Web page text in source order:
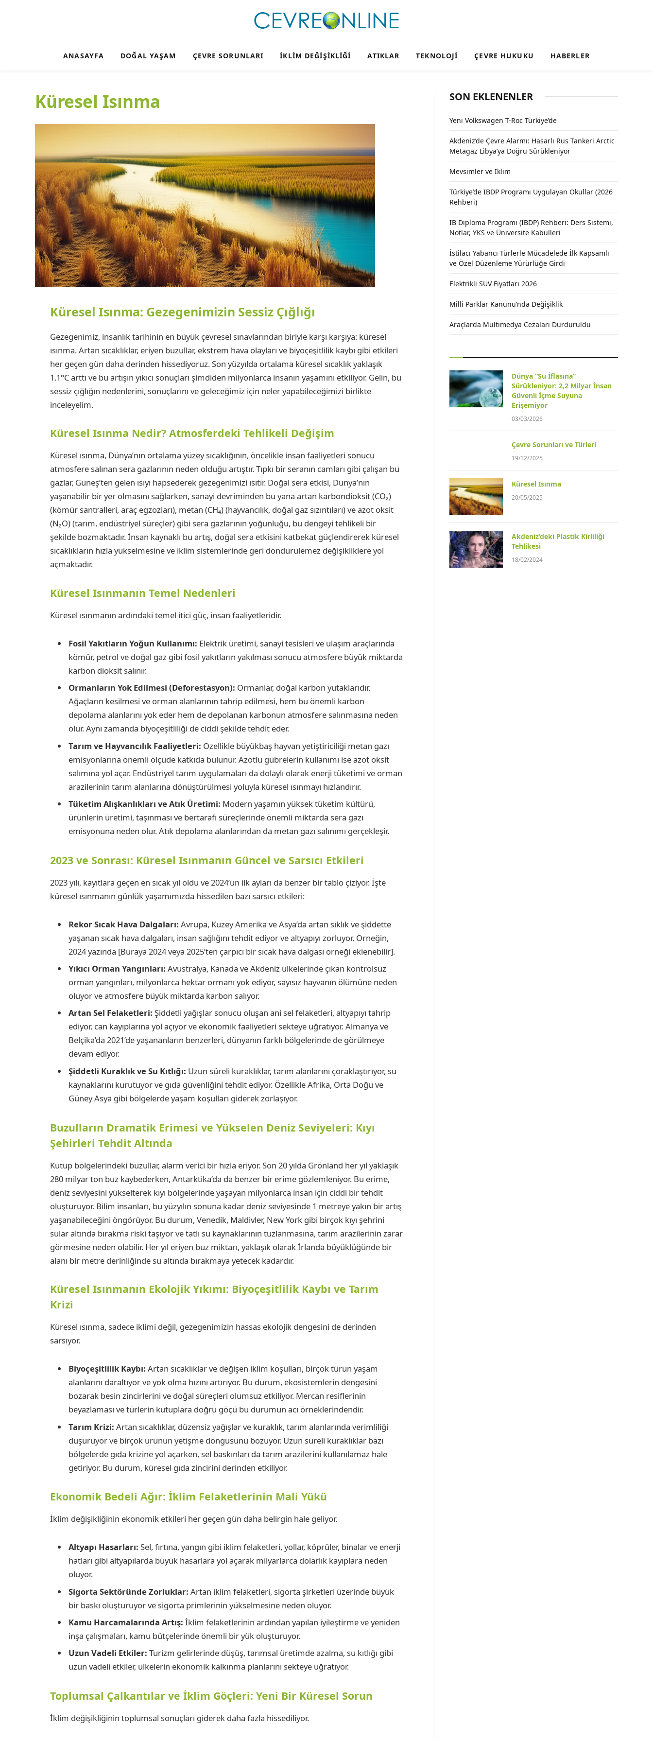
ANASAYFA DOĞAL YAŞAM ÇEVRE SORUNLARI İKLIM DEĞIŞIKLIĞI ATIKLAR TEKNOLOJI ÇEVRE HUKUKU HABERLER
Küresel Isınma
Küresel Isınma: Gezegenimizin Sessiz Çığlığı
Gezegenimiz, insanlık tarihinin en büyük çevresel sınavlarından biriyle karşı karşıya: küresel
ısınma. Artan sıcaklıklar, eriyen buzullar, ekstrem hava olayları ve biyoçeşitlilik kaybı gibi etkileri
her geçen gün daha derinden hissediyoruz. Son yüzyılda ortalama küresel sıcaklık yaklaşık
1.1°C arttı ve bu artışın yıkıcı sonuçları şimdiden milyonlarca insanın yaşamını etkiliyor. Gelin, bu
sessiz çığlığın nedenlerini, sonuçlarını ve geleceğimiz için neler yapabileceğimizi birlikte
inceleyelim.
Küresel Isınma Nedir? Atmosferdeki Tehlikeli Değişim
Küresel ısınma, Dünya’nın ortalama yüzey sıcaklığının, öncelikle insan faaliyetleri sonucu
atmosfere salınan sera gazlarının neden olduğu artıştır. Tıpkı bir seranın camları gibi çalışan bu
gazlar, Güneş’ten gelen ısıyı hapsederek gezegenimizi ısıtır. Doğal sera etkisi, Dünya’nın
yaşanabilir bir yer olmasını sağlarken, sanayi devriminden bu yana artan karbondioksit (CO₂)
(kömür santralleri, araç egzozları), metan (CH₄) (hayvancılık, doğal gaz sızıntıları) ve azot oksit
(N₂O) (tarım, endüstriyel süreçler) gibi sera gazlarının yoğunluğu, bu dengeyi tehlikeli bir
şekilde bozmaktadır. İnsan kaynaklı bu artış, doğal sera etkisini katbekat güçlendirerek küresel
sıcaklıkların hızla yükselmesine ve iklim sistemlerinde geri döndürülemez değişikliklere yol
açmaktadır.
Küresel Isınmanın Temel Nedenleri
Küresel ısınmanın ardındaki temel itici güç, insan faaliyetleridir.
Fosil Yakıtların Yoğun Kullanımı: Elektrik üretimi, sanayi tesisleri ve ulaşım araçlarında
kömür, petrol ve doğal gaz gibi fosil yakıtların yakılması sonucu atmosfere büyük miktarda
karbon dioksit salınır.
Ormanların Yok Edilmesi (Deforestasyon): Ormanlar, doğal karbon yutaklarıdır.
Ağaçların kesilmesi ve orman alanlarının tahrip edilmesi, hem bu önemli karbon
depolama alanlarını yok eder hem de depolanan karbonun atmosfere salınmasına neden
olur. Aynı zamanda biyoçeşitliliği de ciddi şekilde tehdit eder.
Tarım ve Hayvancılık Faaliyetleri: Özellikle büyükbaş hayvan yetiştiriciliği metan gazı
emisyonlarına önemli ölçüde katkıda bulunur. Azotlu gübrelerin kullanımı ise azot oksit
salımına yol açar. Endüstriyel tarım uygulamaları da dolaylı olarak enerji tüketimi ve orman
arazilerinin tarım alanlarına dönüştürülmesi yoluyla küresel ısınmayı hızlandırır.
Tüketim Alışkanlıkları ve Atık Üretimi: Modern yaşamın yüksek tüketim kültürü,
ürünlerin üretimi, taşınması ve bertarafı süreçlerinde önemli miktarda sera gazı
emisyonuna neden olur. Atık depolama alanlarından da metan gazı salınımı gerçekleşir.
2023 ve Sonrası: Küresel Isınmanın Güncel ve Sarsıcı Etkileri
2023 yılı, kayıtlara geçen en sıcak yıl oldu ve 2024’ün ilk ayları da benzer bir tablo çiziyor. İşte
küresel ısınmanın günlük yaşamımızda hissedilen bazı sarsıcı etkileri:
Rekor Sıcak Hava Dalgaları: Avrupa, Kuzey Amerika ve Asya’da artan sıklık ve şiddette
yaşanan sıcak hava dalgaları, insan sağlığını tehdit ediyor ve altyapıyı zorluyor. Örneğin,
2024 yazında [Buraya 2024 veya 2025’ten çarpıcı bir sıcak hava dalgası örneği eklenebilir].
Yıkıcı Orman Yangınları: Avustralya, Kanada ve Akdeniz ülkelerinde çıkan kontrolsüz
orman yangınları, milyonlarca hektar ormanı yok ediyor, sayısız hayvanın ölümüne neden
oluyor ve atmosfere büyük miktarda karbon salıyor.
Artan Sel Felaketleri: Şiddetli yağışlar sonucu oluşan ani sel felaketleri, altyapıyı tahrip
ediyor, can kayıplarına yol açıyor ve ekonomik faaliyetleri sekteye uğratıyor. Almanya ve
Belçika’da 2021’de yaşananların benzerleri, dünyanın farklı bölgelerinde de görülmeye
devam ediyor.
Şiddetli Kuraklık ve Su Kıtlığı: Uzun süreli kuraklıklar, tarım alanlarını çoraklaştırıyor, su
kaynaklarını kurutuyor ve gıda güvenliğini tehdit ediyor. Özellikle Afrika, Orta Doğu ve
Güney Asya gibi bölgelerde yaşam koşulları giderek zorlaşıyor.
Buzulların Dramatik Erimesi ve Yükselen Deniz Seviyeleri: Kıyı
Şehirleri Tehdit Altında
Kutup bölgelerindeki buzullar, alarm verici bir hızla eriyor. Son 20 yılda Grönland her yıl yaklaşık
280 milyar ton buz kaybederken, Antarktika’da da benzer bir erime gözlemleniyor. Bu erime,
deniz seviyesini yükselterek kıyı bölgelerinde yaşayan milyonlarca insan için ciddi bir tehdit
oluşturuyor. Bilim insanları, bu yüzyılın sonuna kadar deniz seviyesinde 1 metreye yakın bir artış
yaşanabileceğini öngörüyor. Bu durum, Venedik, Maldivler, New York gibi birçok kıyı şehrini
sular altında bırakma riski taşıyor ve tatlı su kaynaklarının tuzlanmasına, tarım arazilerinin zarar
görmesine neden olabilir. Her yıl eriyen buz miktarı, yaklaşık olarak İrlanda büyüklüğünde bir
alanı bir metre derinliğinde su altında bırakmaya yetecek kadardır.
Küresel Isınmanın Ekolojik Yıkımı: Biyoçeşitlilik Kaybı ve Tarım
Krizi
Küresel ısınma, sadece iklimi değil, gezegenimizin hassas ekolojik dengesini de derinden
sarsıyor.
Biyoçeşitlilik Kaybı: Artan sıcaklıklar ve değişen iklim koşulları, birçok türün yaşam
alanlarını daraltıyor ve yok olma hızını artırıyor. Bu durum, ekosistemlerin dengesini
bozarak besin zincirlerini ve doğal süreçleri olumsuz etkiliyor. Mercan resiflerinin
beyazlaması ve türlerin kutuplara doğru göçü bu durumun acı örneklerindendir.
Tarım Krizi: Artan sıcaklıklar, düzensiz yağışlar ve kuraklık, tarım alanlarında verimliliği
düşürüyor ve birçok ürünün yetişme döngüsünü bozuyor. Uzun süreli kuraklıklar bazı
bölgelerde gıda krizine yol açarken, sel baskınları da tarım arazilerini kullanılamaz hale
getiriyor. Bu durum, küresel gıda zincirini derinden etkiliyor.
Ekonomik Bedeli Ağır: İklim Felaketlerinin Mali Yükü
İklim değişikliğinin ekonomik etkileri her geçen gün daha belirgin hale geliyor.
Altyapı Hasarları: Sel, fırtına, yangın gibi iklim felaketleri, yollar, köprüler, binalar ve enerji
hatları gibi altyapılarda büyük hasarlara yol açarak milyarlarca dolarlık kayıplara neden
oluyor.
Sigorta Sektöründe Zorluklar: Artan iklim felaketleri, sigorta şirketleri üzerinde büyük
bir baskı oluşturuyor ve sigorta primlerinin yükselmesine neden oluyor.
Kamu Harcamalarında Artış: İklim felaketlerinin ardından yapılan iyileştirme ve yeniden
inşa çalışmaları, kamu bütçelerinde önemli bir yük oluşturuyor.
Uzun Vadeli Etkiler: Turizm gelirlerinde düşüş, tarımsal üretimde azalma, su kıtlığı gibi
uzun vadeli etkiler, ülkelerin ekonomik kalkınma planlarını sekteye uğratıyor.
Toplumsal Çalkantılar ve İklim Göçleri: Yeni Bir Küresel Sorun
İklim değişikliğinin toplumsal sonuçları giderek daha fazla hissediliyor.
SON EKLENENLER
Yeni Volkswagen T-Roc Türkiye’de
Akdeniz’de Çevre Alarmı: Hasarlı Rus Tankeri Arctic
Metagaz Libya’ya Doğru Sürükleniyor
Mevsimler ve İklim
Türkiye’de IBDP Programı Uygulayan Okullar (2026
Rehberi)
IB Diploma Programı (IBDP) Rehberi: Ders Sistemi,
Notlar, YKS ve Üniversite Kabulleri
İstilacı Yabancı Türlerle Mücadelede İlk Kapsamlı
ve Özel Düzenleme Yürürlüğe Girdi
Elektrikli SUV Fiyatları 2026
Milli Parklar Kanunu’nda Değişiklik
Araçlarda Multimedya Cezaları Durduruldu
Dünya “Su İflasına”
Sürükleniyor: 2,2 Milyar İnsan
Güvenli İçme Suyuna
Erişemiyor
03/03/2026
Çevre Sorunları ve Türleri
19/12/2025
Küresel Isınma
20/05/2025
Akdeniz’deki Plastik Kirliliği
Tehlikesi
18/02/2024